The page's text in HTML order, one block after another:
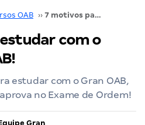
OAB ›› 7 motivos para estudar com o GRAN para a OAB!
com o
estudar com o Gran OAB,
no Exame de Ordem!
Gran